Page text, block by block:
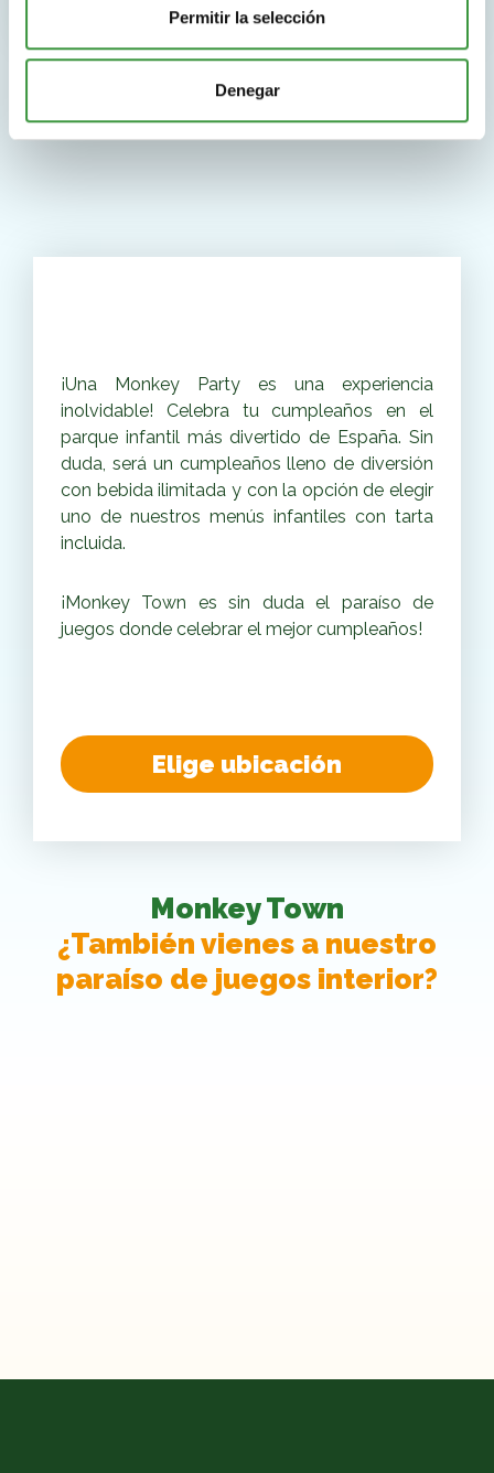
Permitir la selección
Denegar
¡Una Monkey Party es una experiencia
inolvidable! Celebra tu cumpleaños en el
parque infantil más divertido de España. Sin
duda, será un cumpleaños lleno de diversión
con bebida ilimitada y con la opción de elegir
uno de nuestros menús infantiles con tarta
incluida.
¡Monkey Town es sin duda el paraíso de
juegos donde celebrar el mejor cumpleaños!
Elige ubicación
Monkey Town
¿También vienes a nuestro
paraíso de juegos interior?